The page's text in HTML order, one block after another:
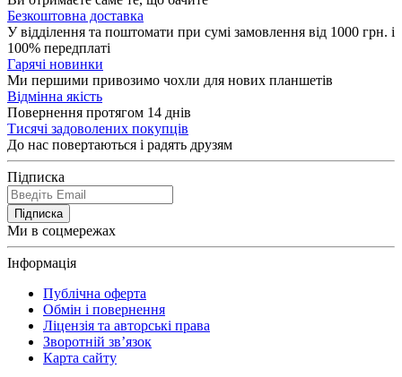
Безкоштовна доставка
У відділення та поштомати при сумі замовлення від 1000 грн. і
100% передплаті
Гарячі новинки
Ми першими привозимо чохли для нових планшетів
Відмінна якість
Повернення протягом 14 днів
Тисячі задоволених покупців
До нас повертаються і радять друзям
Підписка
Підписка
Ми в соцмережах
Інформація
Публічна оферта
Обмін і повернення
Ліцензія та авторські права
Зворотній зв’язок
Карта сайту